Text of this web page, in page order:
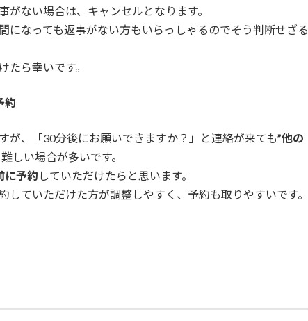
ない場合は、キャンセルとなります。
になっても返事がない方もいらっしゃるのでそう判断せざる
たら幸いです。
約
が、「30分後にお願いできますか？」と連絡が来ても”他の
しい場合が多いです。
に予約 していただけたらと思います。
ていただけた方が調整しやすく、予約も取りやすいです。